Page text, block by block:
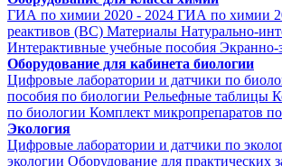
ГИА по химии 2020 - 2024 ГИА по химии
реактивов (ВС) Материалы Натурально-
Интерактивные учебные пособия Экранно-
Оборудование для кабинета биологии
Цифровые лаборатории и датчики по
пособия по биологии Рельефные таблицы
по биологии Комплект микропрепаратов
Экология
Цифровые лаборатории и датчики по
экологии Оборудование для практических